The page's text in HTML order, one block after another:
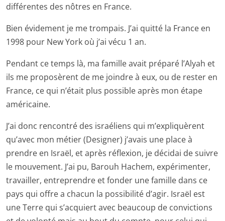
différentes des nôtres en France.
Bien évidement je me trompais. J’ai quitté la France en
1998 pour New York où j’ai vécu 1 an.
Pendant ce temps là, ma famille avait préparé l’Alyah et
ils me proposèrent de me joindre à eux, ou de rester en
France, ce qui n’était plus possible après mon étape
américaine.
J’ai donc rencontré des israéliens qui m’expliquèrent
qu’avec mon métier (Designer) j’avais une place à
prendre en Israël, et après réflexion, je décidai de suivre
le mouvement. J’ai pu, Barouh Hachem, expérimenter,
travailler, entreprendre et fonder une famille dans ce
pays qui offre a chacun la possibilité d’agir. Israël est
une Terre qui s’acquiert avec beaucoup de convictions